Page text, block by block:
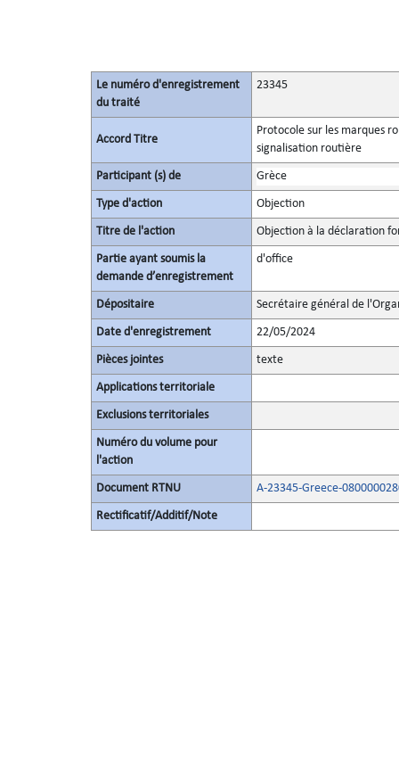
Le numéro d'enregistrement
du traité
23345
Accord Titre
Protocole sur les marques
signalisation routière
Participant (s) de Grèce
Type d'action Objection
Titre de l'action Objection à la déclaration
Partie ayant soumis la
demande d’enregistrement
d'office
Dépositaire Secrétaire général de
Date d'enregistrement 22/05/2024
Pièces jointes texte
Applications territoriale
Exclusions territoriales
Numéro du volume pour
l'action
Document RTNU A-23345-Greece-
Rectificatif/Additif/Note